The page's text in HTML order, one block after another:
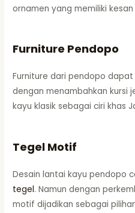
ornamen yang memiliki
Furniture Pendopo
Furniture dari pendopo
dengan menambahkan kursi
kayu klasik sebagai ciri khas
Tegel Motif
Desain lantai kayu pendopo
tegel. Namun dengan
motif dijadikan sebagai